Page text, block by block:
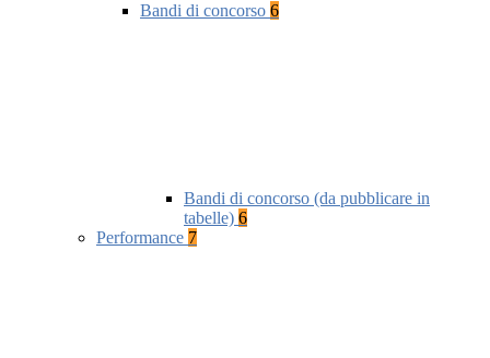
Bandi di concorso 6
Bandi di concorso (da pubblicare in
tabelle) 6
Performance 7